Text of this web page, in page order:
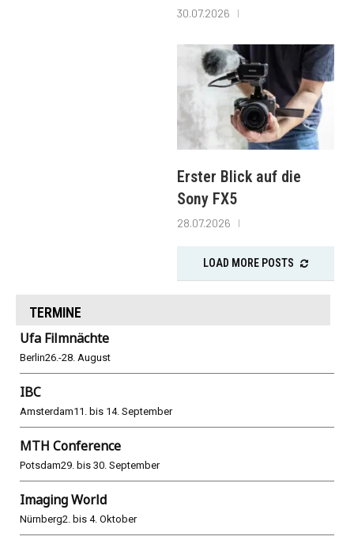
30.07.2026
Erster Blick auf die
Sony FX5
28.07.2026
LOAD MORE POSTS
TERMINE
Ufa Filmnächte
Berlin26.-28. August
IBC
Amsterdam11. bis 14. September
MTH Conference
Potsdam29. bis 30. September
Imaging World
Nürnberg2. bis 4. Oktober